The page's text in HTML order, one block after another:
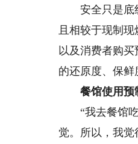
安全只是底线
且相较于现制
以及消费者购
的还原度、保鲜
餐馆使用预
“我去餐馆吃
觉。所以，我